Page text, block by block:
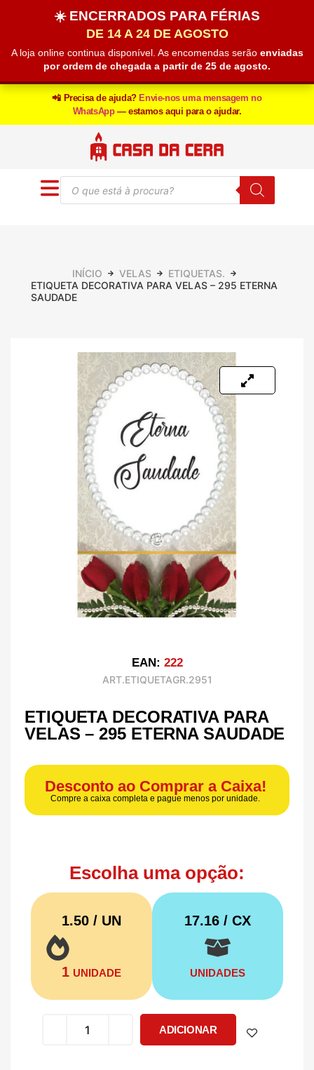
☀️ ENCERRADOS PARA FÉRIAS
DE 14 A 24 DE AGOSTO
A loja online continua disponível. As encomendas serão enviadas
por ordem de chegada a partir de 25 de agosto.
📲 Precisa de ajuda? Envie-nos uma mensagem no
WhatsApp — estamos aqui para o ajudar.
INÍCIO VELAS
ETIQUETAS.
ETIQUETA DECORATIVA PARA VELAS – 295 ETERNA
SAUDADE
EAN: 222
ART.ETIQUETAGR.2951
ETIQUETA DECORATIVA PARA
VELAS – 295 ETERNA SAUDADE
Desconto ao Comprar a Caixa!
Compre a caixa completa e pague menos por unidade.
Escolha uma opção:
1.50 / UN
1 UNIDADE
17.16/ CX
UNIDADES
ADICIONAR